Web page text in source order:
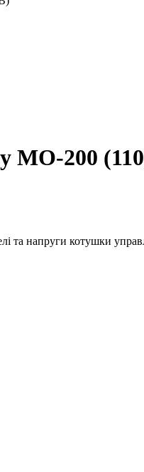
МО-200
та напруги котушки